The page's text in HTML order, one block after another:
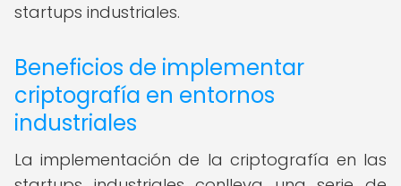
startups industriales.
Beneficios de implementar
criptografía en entornos
industriales
La implementación de la criptografía en las